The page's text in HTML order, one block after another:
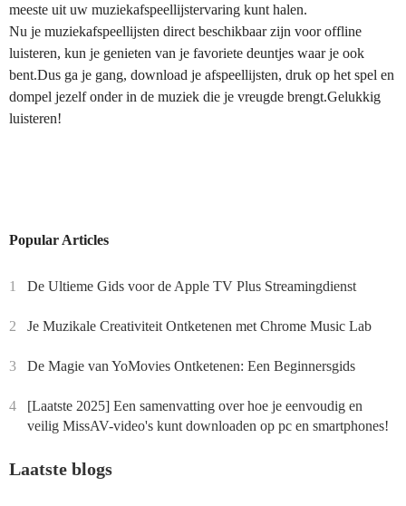
meeste uit uw muziekafspeellijstervaring kunt halen.
Nu je muziekafspeellijsten direct beschikbaar zijn voor offline
luisteren, kun je genieten van je favoriete deuntjes waar je ook
bent.Dus ga je gang, download je afspeellijsten, druk op het spel en
dompel jezelf onder in de muziek die je vreugde brengt.Gelukkig
luisteren!
Popular Articles
1 De Ultieme Gids voor de Apple TV Plus Streamingdienst
2 Je Muzikale Creativiteit Ontketenen met Chrome Music Lab
3 De Magie van YoMovies Ontketenen: Een Beginnersgids
4
[Laatste 2025] Een samenvatting over hoe je eenvoudig en
veilig MissAV-video's kunt downloaden op pc en smartphones!
Laatste blogs